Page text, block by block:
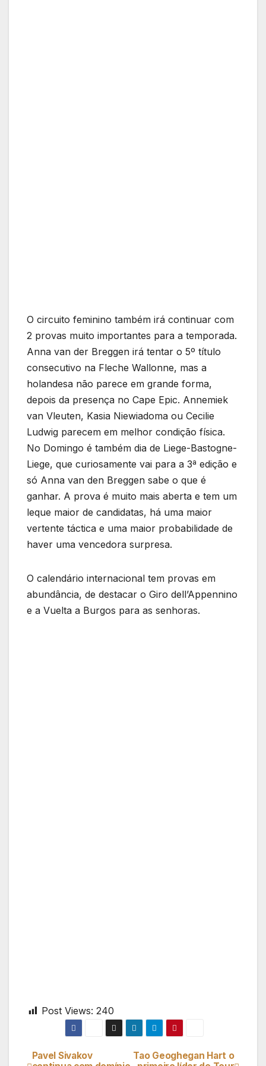
O circuito feminino também irá continuar com
2 provas muito importantes para a temporada.
Anna van der Breggen irá tentar o 5º título
consecutivo na Fleche Wallonne, mas a
holandesa não parece em grande forma,
depois da presença no Cape Epic. Annemiek
van Vleuten, Kasia Niewiadoma ou Cecilie
Ludwig parecem em melhor condição física.
No Domingo é também dia de Liege-Bastogne-
Liege, que curiosamente vai para a 3ª edição e
só Anna van den Breggen sabe o que é
ganhar. A prova é muito mais aberta e tem um
leque maior de candidatas, há uma maior
vertente táctica e uma maior probabilidade de
haver uma vencedora surpresa.
O calendário internacional tem provas em
abundância, de destacar o Giro dell’Appennino
e a Vuelta a Burgos para as senhoras.
Post Views: 240
Tao Geoghegan Hart o
Pavel Sivakov